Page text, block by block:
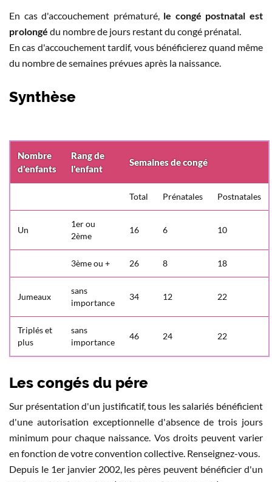
En cas d'accouchement prématuré, le congé postnatal est
prolongé du nombre de jours restant du congé prénatal.
En cas d'accouchement tardif, vous bénéficierez quand même
du nombre de semaines prévues après la naissance.
Synthèse
Nombre
d'enfants
Rang de
l'enfant
Semaines de congé
Total Prénatales Postnatales
Un
1er ou
2ème
16 6 10
3ème ou + 26 8 18
Jumeaux
sans
importance
34 12 22
Triplés et
plus
sans
importance
46 24 22
Les congés du pére
Sur présentation d'un justificatif, tous les salariés bénéficient
d'une autorisation exceptionnelle d'absence de trois jours
minimum pour chaque naissance. Vos droits peuvent varier
en fonction de votre convention collective. Renseignez-vous.
Depuis le 1er janvier 2002, les pères peuvent bénéficier d'un